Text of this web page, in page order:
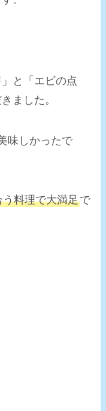
と「エビの点
ました。
味しかったで
料理で大満足で